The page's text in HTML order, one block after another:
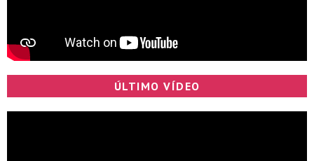
ÚLTIMO VÍDEO